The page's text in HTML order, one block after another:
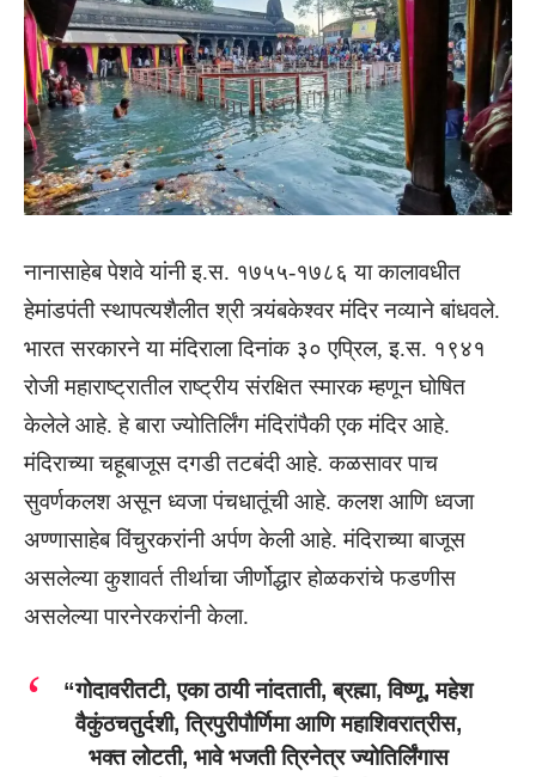
नानासाहेब पेशवे यांनी इ.स. १७५५-१७८६ या कालावधीत
हेमांडपंती स्थापत्यशैलीत श्री त्र्यंबकेश्वर मंदिर नव्याने बांधवले.
भारत सरकारने या मंदिराला दिनांक ३० एप्रिल, इ.स. १९४१
रोजी महाराष्ट्रातील राष्ट्रीय संरक्षित स्मारक म्हणून घोषित
केलेले आहे. हे बारा ज्योतिर्लिंग मंदिरांपैकी एक मंदिर आहे.
मंदिराच्या चहूबाजूस दगडी तटबंदी आहे. कळसावर पाच
सुवर्णकलश असून ध्वजा पंचधातूंची आहे. कलश आणि ध्वजा
अण्णासाहेब विंचुरकरांनी अर्पण केली आहे. मंदिराच्या बाजूस
असलेल्या कुशावर्त तीर्थाचा जीर्णोद्धार होळकरांचे फडणीस
असलेल्या पारनेरकरांनी केला.
“गोदावरीतटी, एका ठायी नांदताती, ब्रह्मा, विष्णू, महेश
वैकुंठचतुर्दशी, त्रिपुरीपौर्णिमा आणि महाशिवरात्रीस,
भक्त लोटती, भावे भजती त्रिनेत्र ज्योतिर्लिंगास